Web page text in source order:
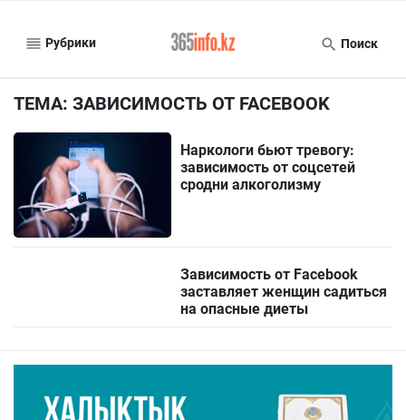
Рубрики Поиск
ТЕМА: ЗАВИСИМОСТЬ ОТ FACEBOOK
Наркологи бьют тревогу:
зависимость от соцсетей
сродни алкоголизму
Зависимость от Facebook
заставляет женщин садиться
на опасные диеты